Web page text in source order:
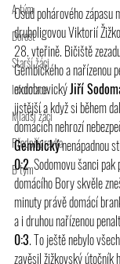
A tým
Dorost
Starší žáci
Informace
Mladší žáci
Předpřípravka
B tým
Osud pohárového zápasu
druholigovou Viktorií
28. vteřině. Bičiště
Gembického a nařízenou
exdobrovický Jiří
jistější a když si během
domácích nehrozí
Gembický nenápadnou
0:2. Sodomovu šanci
domácího Bory skvěle
minuty právě domácí
a i druhou nařízenou
0:3. To ještě nebylo
zavěsil žižkovský útočník